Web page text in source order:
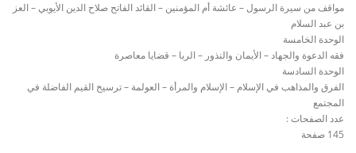
مواقف من سيرة الرسول – عائشة أم المؤمنين – القائد الفاتح صلاح الدين الأيوبي – العز
بن عبد السلام
الوحدة الخامسة
فقه الدعوة والجهاد – الأيمان والنذور – الربا – قضايا معاصرة
الوحدة السادسة
الفرق والمذاهب في الإسلام – الإسلام والمرأة – العولمة – ترسيخ القيم الفاضلة في
المجتمع
عدد الصفحات :
145 صفحة